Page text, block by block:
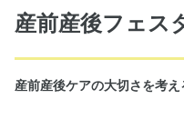
産前産後フェス
産前産後ケアの大切さを考